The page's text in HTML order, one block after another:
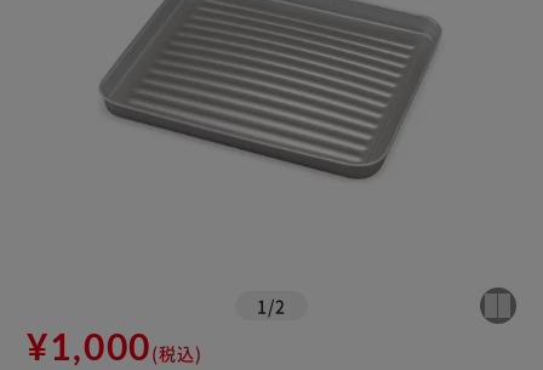
1 /2
¥1,000(税込)